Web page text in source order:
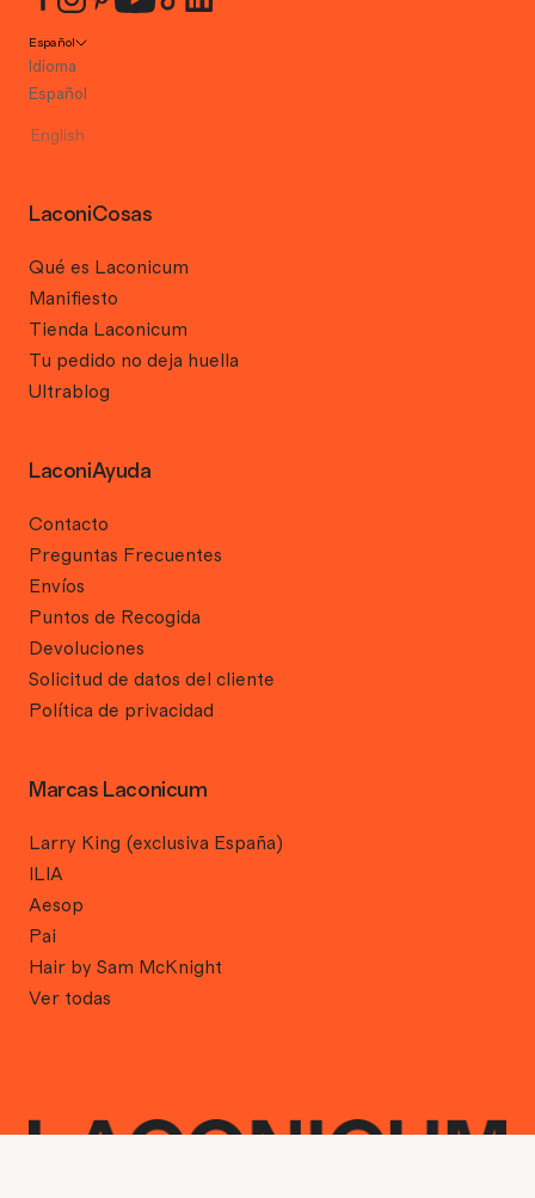
Español
Idioma
Español
English
LaconiCosas
Qué es Laconicum
Manifiesto
Tienda Laconicum
Tu pedido no deja huella
Ultrablog
LaconiAyuda
Contacto
Preguntas Frecuentes
Envíos
Puntos de Recogida
Devoluciones
Solicitud de datos del cliente
Política de privacidad
Marcas Laconicum
Larry King (exclusiva España)
ILIA
Aesop
Pai
Hair by Sam McKnight
Ver todas